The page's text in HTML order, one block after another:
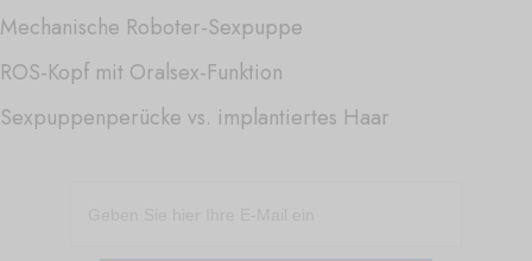
Mechanische Roboter-Sexpuppe
ROS-Kopf mit Oralsex-Funktion
Sexpuppenperücke vs. implantiertes Haar